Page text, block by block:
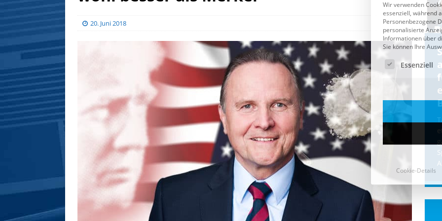
20. Juni 2018
CDU & Ampel wollen nach
der Wahl wieder Afghanen
einfliegen: Zeit für ein
Asylmoratorium!
Die Bundesregierung und die CDU
halten die Wähler für dumm! Weil die
Stimmung wegen der von Afghanen
verübten Anschläge kippte, wurden die
Flüge vor der
[...]
Cookie-Details